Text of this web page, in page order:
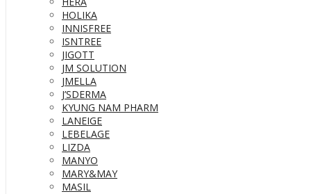
HOLIKA
INNISFREE
ISNTREE
JIGOTT
JM SOLUTION
JMELLA
J’SDERMA
KYUNG NAM PHARM
LANEIGE
LEBELAGE
LIZDA
MANYO
MARY&MAY
MASIL